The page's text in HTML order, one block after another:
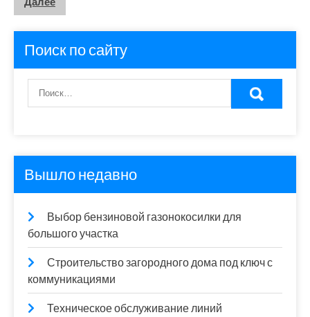
записей
Поиск по сайту
Вышло недавно
Выбор бензиновой газонокосилки для
большого участка
Строительство загородного дома под ключ с
коммуникациями
Техническое обслуживание линий